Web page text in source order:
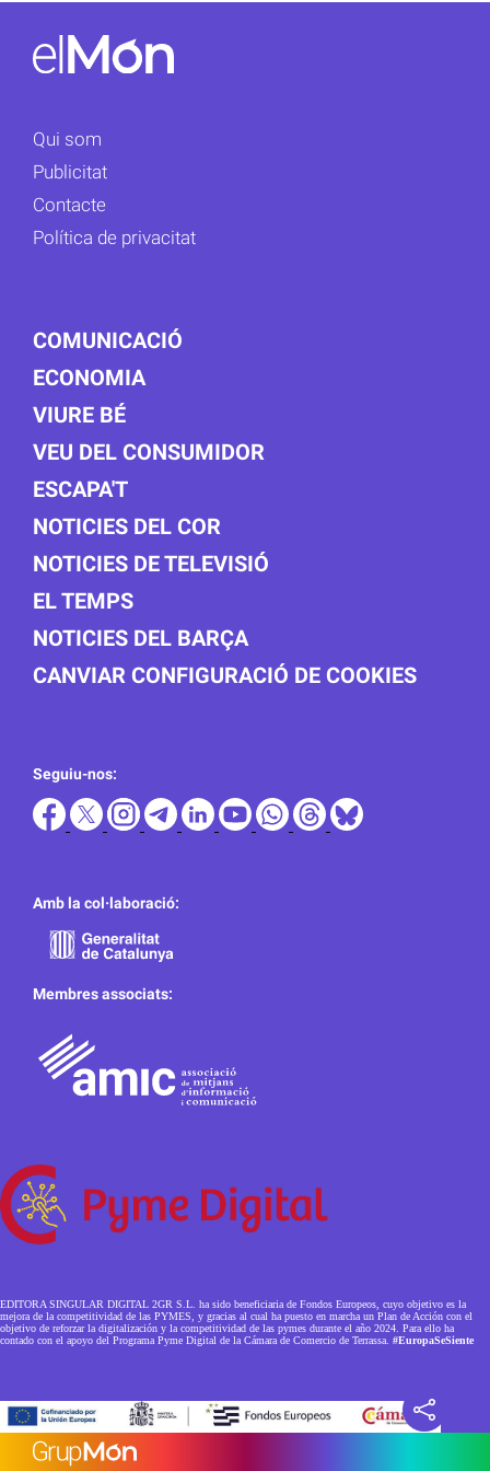
Qui som
Publicitat
Contacte
Política de privacitat
COMUNICACIÓ
ECONOMIA
VIURE BÉ
VEU DEL CONSUMIDOR
ESCAPA'T
NOTICIES DEL COR
NOTICIES DE TELEVISIÓ
EL TEMPS
NOTICIES DEL BARÇA
CANVIAR CONFIGURACIÓ DE COOKIES
Seguiu-nos:
Amb la col·laboració:
Membres associats:
EDITORA SINGULAR DIGITAL 2GR S.L. ha sido beneficiaria de Fondos Europeos, cuyo objetivo es la
mejora de la competitividad de las PYMES, y gracias al cual ha puesto en marcha un Plan de Acción con el
objetivo de reforzar la digitalización y la competitividad de las pymes durante el año 2024. Para ello ha
contado con el apoyo del Programa Pyme Digital de la Cámara de Comercio de Terrassa. #EuropaSeSiente